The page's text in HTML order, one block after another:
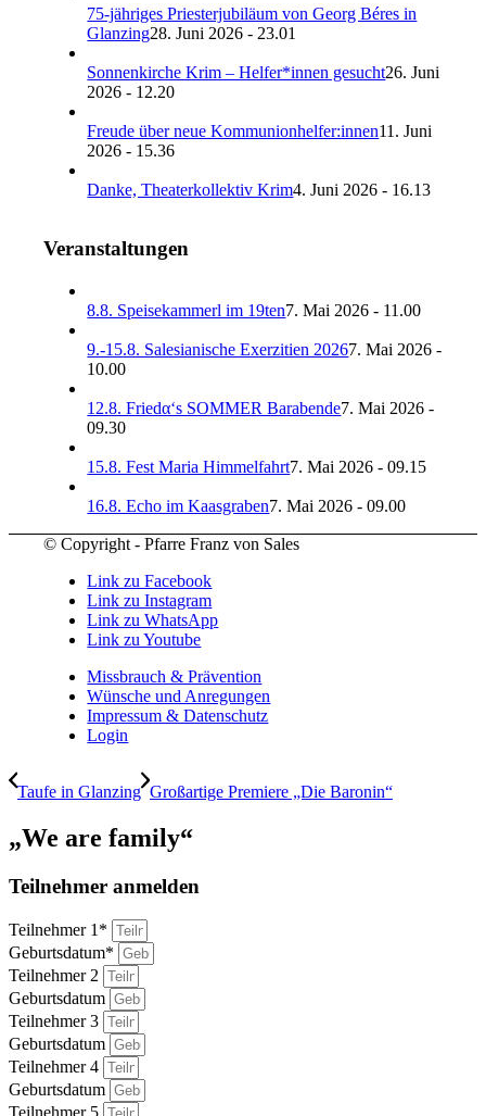
75-jähriges Priesterjubiläum von Georg Béres in
Glanzing28. Juni 2026 - 23.01
Sonnenkirche Krim – Helfer*innen gesucht26. Juni
2026 - 12.20
Freude über neue Kommunionhelfer:innen11. Juni
2026 - 15.36
Danke, Theaterkollektiv Krim4. Juni 2026 - 16.13
Veranstaltungen
8.8. Speisekammerl im 19ten7. Mai 2026 - 11.00
9.-15.8. Salesianische Exerzitien 20267. Mai 2026 -
10.00
12.8. Friedα‘s SOMMER Barabende7. Mai 2026 -
09.30
15.8. Fest Maria Himmelfahrt7. Mai 2026 - 09.15
16.8. Echo im Kaasgraben7. Mai 2026 - 09.00
© Copyright - Pfarre Franz von Sales
Link zu Facebook
Link zu Instagram
Link zu WhatsApp
Link zu Youtube
Missbrauch & Prävention
Wünsche und Anregungen
Impressum & Datenschutz
Login
Taufe in Glanzing Großartige Premiere „Die Baronin“
„We are family“
Teilnehmer anmelden
Teilnehmer 1*
Geburtsdatum*
Teilnehmer 2
Geburtsdatum
Teilnehmer 3
Geburtsdatum
Teilnehmer 4
Geburtsdatum
Teilnehmer 5